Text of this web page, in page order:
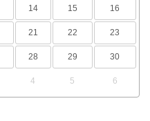
14 15 16
21 22 23
28 29 30
4 5 6